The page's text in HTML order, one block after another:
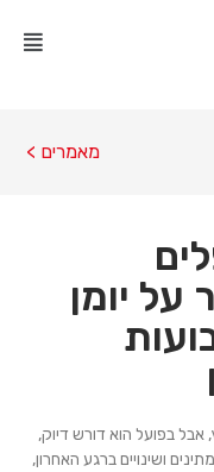
מאמרים >
על יומן
אבל בפועל הוא דורש דיוק,
ושינויים ברגע האחרון,